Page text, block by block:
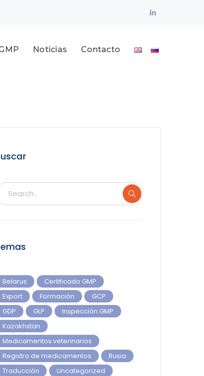
LinkedIn
Noticias Contacto
Belarus
Certificado GMP
Export
Formación
GCP
GDP
GLP
Inspección GMP
Kazakhstan
Medicamentos veterinarios
Registro de medicamentos
Rusia
Traducción
Uncategorized